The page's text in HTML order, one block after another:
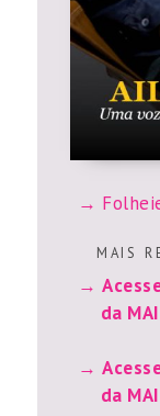
M A I S R E
da
da